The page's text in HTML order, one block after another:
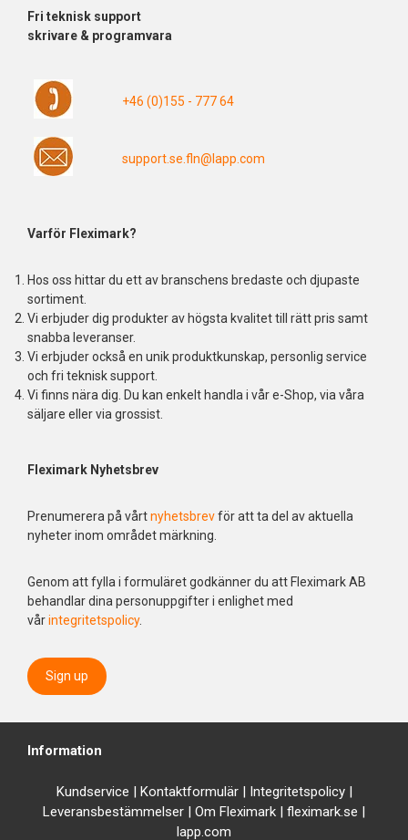
Fri teknisk support
skrivare & programvara
+46 (0)155 - 777 64
support.se.fln@lapp.com
Varför Fleximark?
Hos oss hittar du ett av branschens bredaste och djupaste
sortiment.
Vi erbjuder dig produkter av högsta kvalitet till rätt pris samt
snabba leveranser.
Vi erbjuder också en unik produktkunskap, personlig service
och fri teknisk support.
Vi finns nära dig. Du kan enkelt handla i vår e-Shop, via våra
säljare eller via grossist.
Fleximark Nyhetsbrev
Prenumerera på vårtnyhetsbrevför att ta del av aktuella
nyheter inom området märkning.
Genom att fylla i formuläret godkänner du att Fleximark AB
behandlar dina personuppgifter i enlighet med
vårintegritetspolicy.
Sign up
Information
Kundservice | Kontaktformulär| Integritetspolicy|
Leveransbestämmelser | Om Fleximark | fleximark.se |
lapp.com